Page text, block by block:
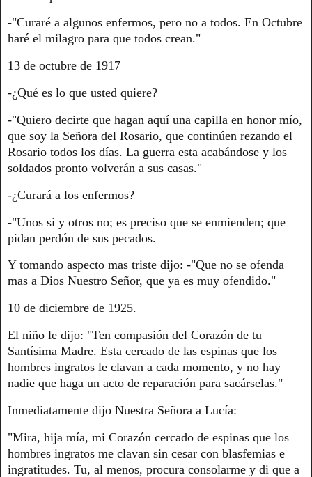
-"Curaré a algunos enfermos, pero no a todos. En Octubre
haré el milagro para que todos crean."
13 de octubre de 1917
-¿Qué es lo que usted quiere?
-"Quiero decirte que hagan aquí una capilla en honor mío,
que soy la Señora del Rosario, que continúen rezando el
Rosario todos los días. La guerra esta acabándose y los
soldados pronto volverán a sus casas."
-¿Curará a los enfermos?
-"Unos si y otros no; es preciso que se enmienden; que
pidan perdón de sus pecados.
Y tomando aspecto mas triste dijo: -"Que no se ofenda
mas a Dios Nuestro Señor, que ya es muy ofendido."
10 de diciembre de 1925.
El niño le dijo: "Ten compasión del Corazón de tu
Santísima Madre. Esta cercado de las espinas que los
hombres ingratos le clavan a cada momento, y no hay
nadie que haga un acto de reparación para sacárselas."
Inmediatamente dijo Nuestra Señora a Lucía:
"Mira, hija mía, mi Corazón cercado de espinas que los
hombres ingratos me clavan sin cesar con blasfemias e
ingratitudes. Tu, al menos, procura consolarme y di que a